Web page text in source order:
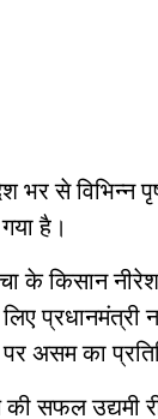
भर से विभिन्न
है।
के किसान
प्रधानमंत्री
असम का
की सफल उद्यमी